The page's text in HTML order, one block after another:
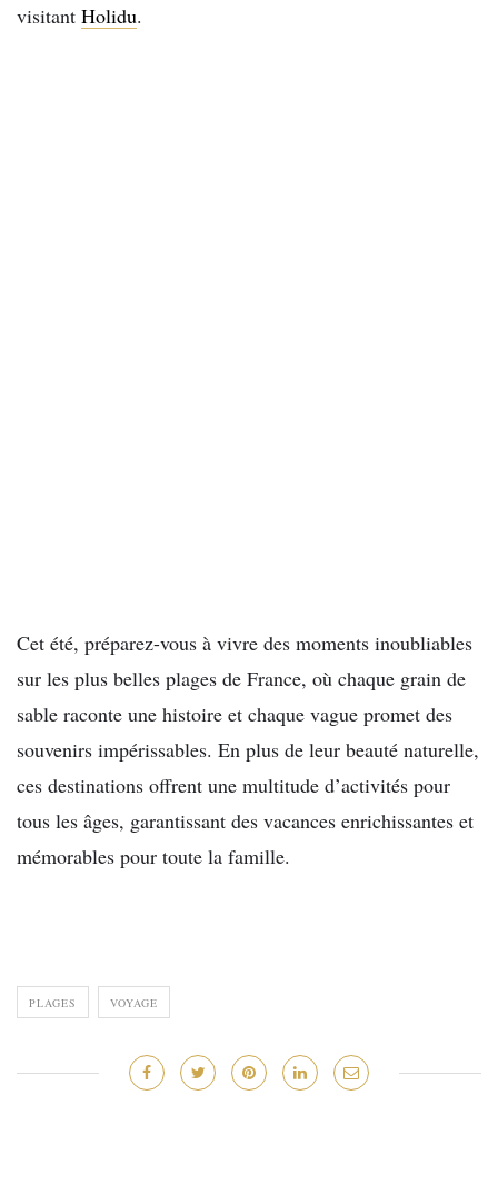
visitant Holidu.
Cet été, préparez-vous à vivre des moments inoubliables
sur les plus belles plages de France, où chaque grain de
sable raconte une histoire et chaque vague promet des
souvenirs impérissables. En plus de leur beauté naturelle,
ces destinations offrent une multitude d’activités pour
tous les âges, garantissant des vacances enrichissantes et
mémorables pour toute la famille.
PLAGES VOYAGE